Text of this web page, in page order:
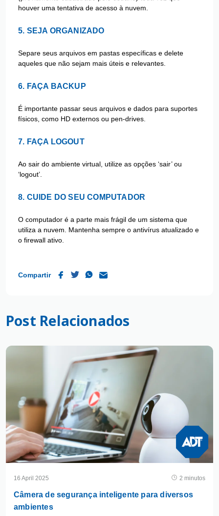
houver uma tentativa de acesso à nuvem.
5. SEJA ORGANIZADO
Separe seus arquivos em pastas específicas e delete
aqueles que não sejam mais úteis e relevantes.
6. FAÇA BACKUP
É importante passar seus arquivos e dados para suportes
físicos, como HD externos ou pen-drives.
7. FAÇA LOGOUT
Ao sair do ambiente virtual, utilize as opções ‘sair’ ou
‘logout’.
8. CUIDE DO SEU COMPUTADOR
O computador é a parte mais frágil de um sistema que
utiliza a nuvem. Mantenha sempre o antivírus atualizado e
o firewall ativo.
Compartir
Post Relacionados
16 April 2025 2 minutos
Câmera de segurança inteligente para diversos
ambientes